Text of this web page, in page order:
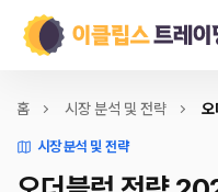
홈 시장 분석 및 전략
시장 분석 및 전략